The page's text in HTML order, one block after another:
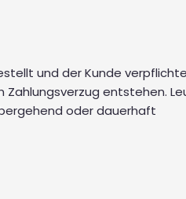
und der Kunde
Zahlungsverzug entstehen.
oder dauerhaft